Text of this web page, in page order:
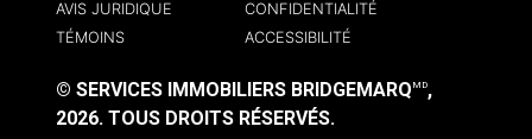
AVIS JURIDIQUE
CONFIDENTIALITÉ
TÉMOINS
ACCESSIBILITÉ
© SERVICES IMMOBILIERS BRIDGEMARQ MD,
2026. TOUS DROITS RÉSERVÉS.